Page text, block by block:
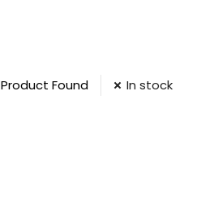
Product Found In stock